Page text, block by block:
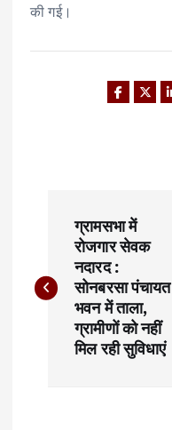
की गई।
s
ग्रामसभा में
रोजगार सेवक
नदारद :
सोनबरसा पंचायत
भवन में ताला,
ग्रामीणों को नहीं
मिल रही सुविधाएं